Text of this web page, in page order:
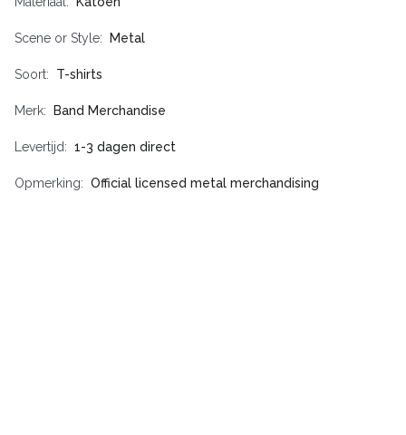
Scene or Style Metal
Soort T-shirts
Merk Band Merchandise
Levertijd 1-3 dagen direct
Opmerking Official licensed metal merchandising